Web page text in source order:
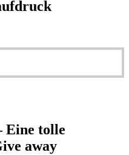
Eine tolle
away